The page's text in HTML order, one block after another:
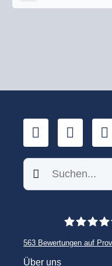
LinkedIn
Suchen
563 Bewertungen auf
Über uns